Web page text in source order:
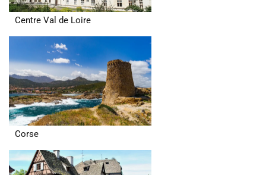
Centre Val de Loire
Corse